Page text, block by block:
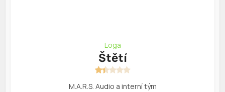
Loga
Štětí
M.A.R.S. Audio a interní tým